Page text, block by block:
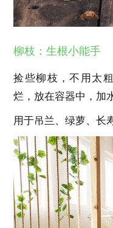
柳枝：生根小能手
捡些柳枝，不用太
烂，放在容器中，加
用于吊兰、绿萝、长